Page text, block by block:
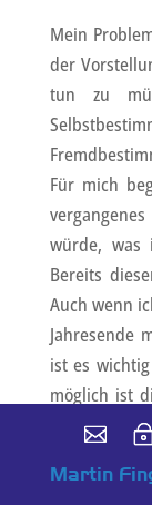
Mein
der
tun zu
Für mich
würde,
Bereits
Auch wenn
Jahresende
ist es
möglich ist
dazu unter
Ich kann
Martin